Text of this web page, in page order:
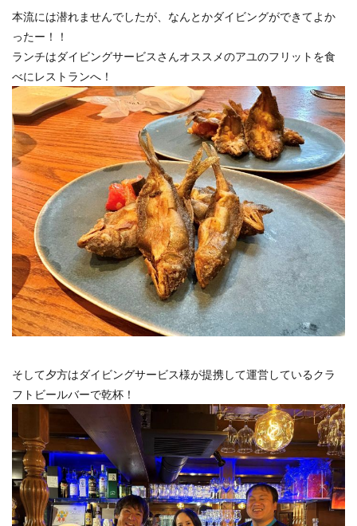
本流には潜れませんでしたが、なんとかダイビングができてよか
ったー！！
ランチはダイビングサービスさんオススメのアユのフリットを食
べにレストランへ！
そして夕方はダイビングサービス様が提携して運営しているクラ
フトビールバーで乾杯！